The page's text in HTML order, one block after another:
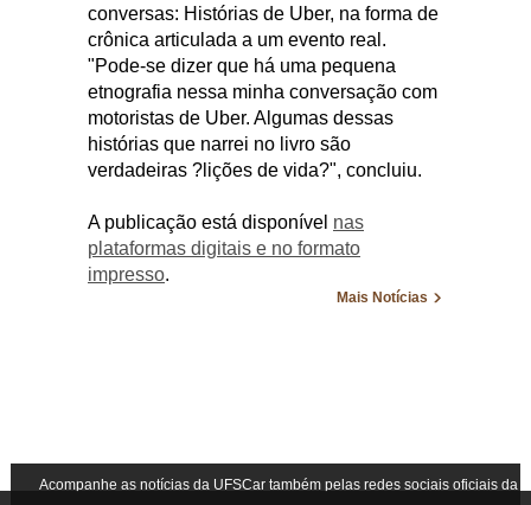
conversas: Histórias de Uber, na forma de
crônica articulada a um evento real.
"Pode-se dizer que há uma pequena
etnografia nessa minha conversação com
motoristas de Uber. Algumas dessas
histórias que narrei no livro são
verdadeiras ?lições de vida?", concluiu.
A publicação está disponível nas
plataformas digitais e no formato
impresso.
Mais Notícias
Acompanhe as notícias da UFSCar também pelas redes sociais oficiais da